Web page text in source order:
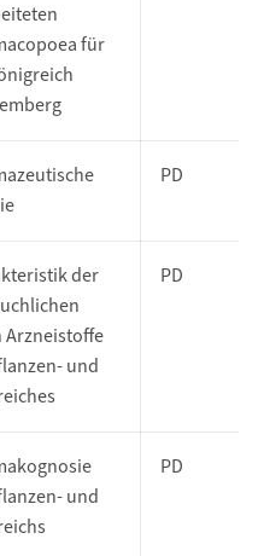
für
PD
der
Arzneistoffe
und
PD
und
PD